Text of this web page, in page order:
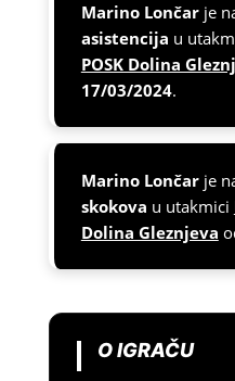
Marino Lončarje
asistencija u
POSK Dolina
17/03/2024.
Marino Lončarje
skokova u utakmici
Dolina Gleznjeva
O IGRAČU